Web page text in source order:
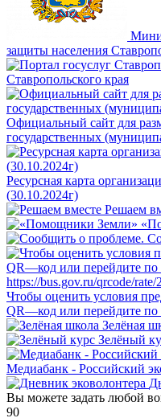
защиты населения
Ставропольского края
Официальный сайт для
государственных
Ресурсная карта
(30.10.2024г)
Решаем
Чтобы оценить условия
QR—код или перейдите по
Зелёная
Зелёный
Медиабанк - Российский
Вы можете задать любой
90